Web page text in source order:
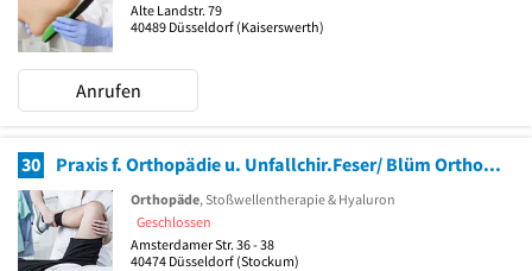
Alte Landstr. 79
40489 Düsseldorf (Kaiserswerth)
Anrufen
30 Praxis f. Orthopädie u. Unfallchir.Feser/ Blüm Orthopäde
Orthopäde, Stoßwellentherapie & Hyaluron
Geschlossen
Amsterdamer Str. 36 - 38
40474 Düsseldorf (Stockum)